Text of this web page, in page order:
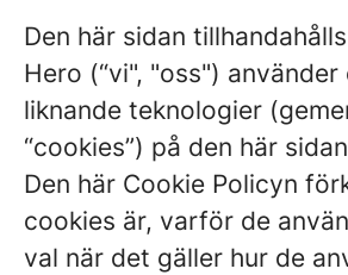
Den här sidan
Hero (“vi", "oss")
liknande teknologier
“cookies”) på den här
Den här Cookie Policyn
cookies är, varför de
val när det gäller hur de